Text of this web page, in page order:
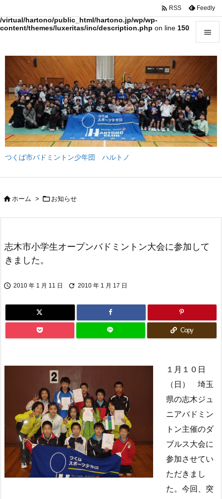
: Trying to access array offset on value of type bool in
/virtual/hartono/public_html/hartono.jp/wp/wp-
content/themes/luxeritas/inc/description.php on line 150
つくば市バドミントン少年団 ハルトノ


サイド

前へ

次へ
 RSS Feedly
ホーム >  お知らせ
志木市小学生オープンバドミントン大会に参加して
きました。
 2010 年 1 月 11 日  2010 年 1 月 17 日
Copy
１月１０日
（日） 埼玉
県の志木ジュ
ニアバドミン
トン主催のダ
ブルス大会に
参加させてい
ただきまし
た。今回、突